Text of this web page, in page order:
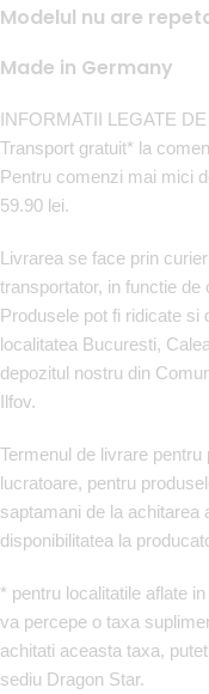
Modelul nu are
Made in Germany
INFORMATII LEGATE
Transport gratuit* la
Pentru comenzi mai mici
59.90 lei.
Livrarea se face prin
transportator, in functie de
Produsele pot fi ridicate si
localitatea Bucuresti,
depozitul nostru din
Ilfov.
Termenul de livrare
lucratoare, pentru
saptamani de la achitarea
disponibilitatea la
* pentru localitatile aflate
va percepe o taxa
achitati aceasta taxa,
sediu Dragon Star.